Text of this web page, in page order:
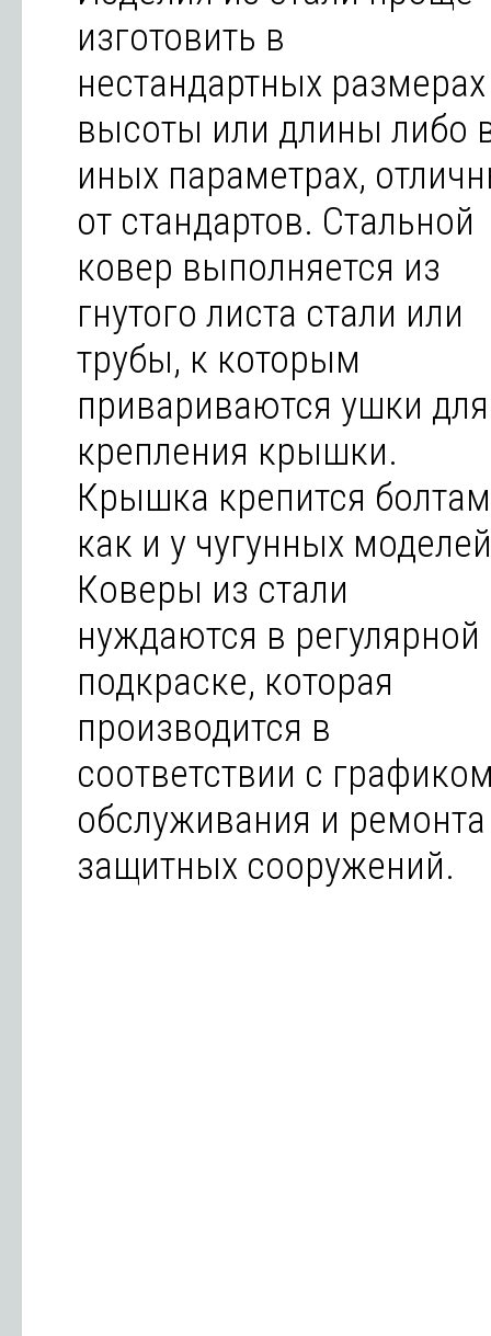
изготовить в
нестандартных размерах
высоты или длины либо
иных параметрах,
от стандартов. Стальной
ковер выполняется из
гнутого листа стали или
трубы, к которым
привариваются ушки для
крепления крышки.
Крышка крепится
как и у чугунных
Коверы из стали
нуждаются в регулярной
подкраске, которая
производится в
соответствии с
обслуживания и ремонта
защитных сооружений.